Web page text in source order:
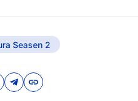
Seasen 2